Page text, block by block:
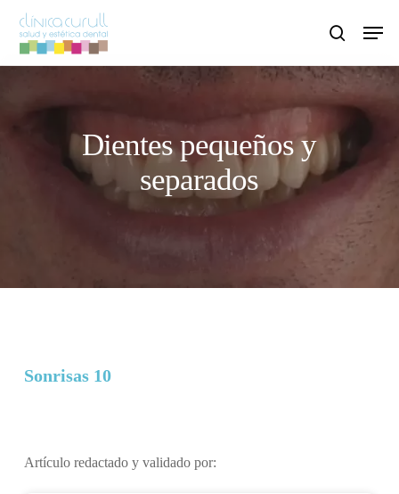
search
Menu
Dientes pequeños y
separados
Sonrisas 10
Artículo redactado y validado por: